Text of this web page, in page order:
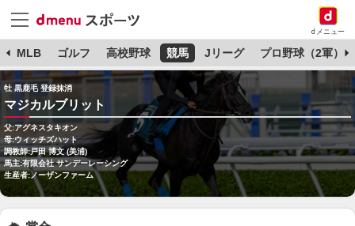
dメニュー
MLB ゴルフ 高校野球 競馬 Jリーグ プロ野球（2軍）
牡 黒鹿毛 登録抹消
マジカルブリット
父:アグネスタキオン
母:ウィッチズハット
調教師:戸田 博文 (美浦)
馬主:有限会社 サンデーレーシング
生産者:ノーザンファーム